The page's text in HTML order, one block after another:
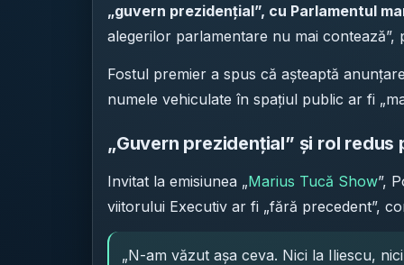
„guvern prezidențial”, cu Parlamentul
alegerilor parlamentare nu mai
Fostul premier a spus că așteaptă
numele vehiculate în spațiul public ar fi
„Guvern prezidențial” și rol redus
Invitat la emisiunea „Marius Tucă Show”,
viitorului Executiv ar fi „fără precedent”,
„N-am văzut așa ceva. Nici la Iliescu,